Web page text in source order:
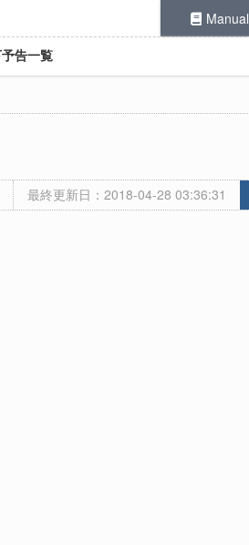
Manual
告一覧
最終更新日：2018-04-28 03:36:31